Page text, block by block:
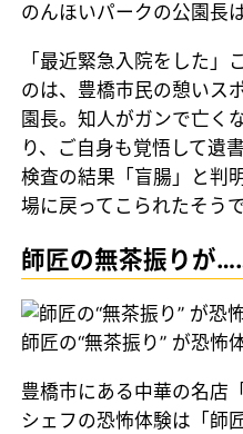
のんほいパークの公園長
「最近緊急入院をした」
のは、豊橋市民の憩いス
園長。知人がガンで亡く
り、ご自身も覚悟して遺
検査の結果「盲腸」と判
場に戻ってこられたそうで
師匠の無茶振りが
師匠の“無茶振り” が恐怖
豊橋市にある中華の名店
シェフの恐怖体験は「師